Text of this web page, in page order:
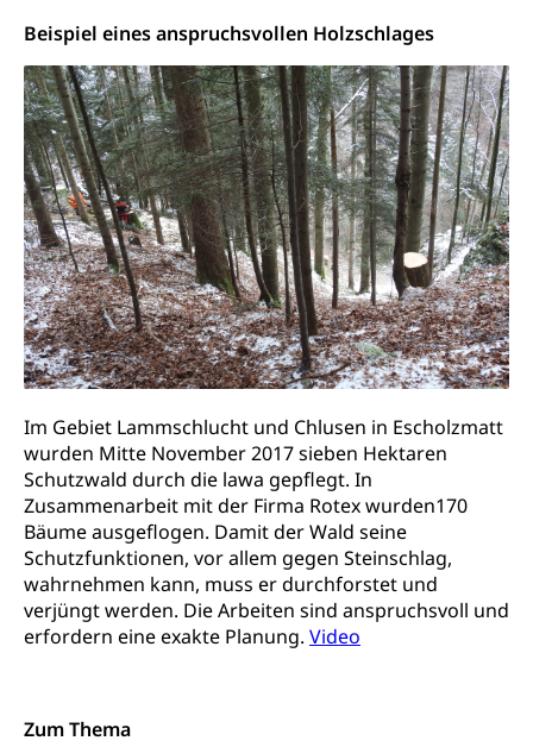
Beispiel eines anspruchsvollen Holzschlages
Im Gebiet Lammschlucht und Chlusen in Escholzmatt
wurden Mitte November 2017 sieben Hektaren
Schutzwald durch die lawa gepflegt. In
Zusammenarbeit mit der Firma Rotex wurden170
Bäume ausgeflogen. Damit der Wald seine
Schutzfunktionen, vor allem gegen Steinschlag,
wahrnehmen kann, muss er durchforstet und
verjüngt werden. Die Arbeiten sind anspruchsvoll und
erfordern eine exakte Planung. Video
Zum Thema
Reisepass, Identitätskarte, Visum, Geburtsurkunde
Jagdausweis, Fischereiausweis
Strafregisterauszug bestellen
Waffen, Sprengstoffe und Pyrotechnik
Reisepass, Identitätskarte
Strassenverkehrsamt (Führerausweis,
Fahrzeugausweis)
Namensänderungen
Einbürgerung
Nationalität, Staatsangehörigkeit,
Staatsbürgerschaft, Bürgerrecht, Erwerb des
Bürgerrechts, Verlust des Bürgerrechts,
Einbürgerungsverfahren
Einbürgerungen
Geburt
Geburtsurkunde, Geburtsschein, Geburtsanzeige
Familienzulagen (WAS Luzern)
Schwangerschaft / Geburt (gruezi.lu.ch)
Kinder und Jugendliche
Mündigkeit, Kindesschutz, Jugendschutz
Kinder- und Jugendförderung
Psychische Gesundheit
IV für Kinder und Jugendliche (WAS Luzern)
Pflege / Pflegeheim
Hauspflege, spitalexterne Pflege, Spitex
Betreuende Angehörige
Pflegeheimliste und freie Pflegeplätze
Betreuung von Angehörigen (WAS Luzern)
Religion
Kirche, Gottesdienst, Seelsorge,
Religionsgemeinschaft
Religionsvielfalt Im Kanton Luzern (unilu)
Sport